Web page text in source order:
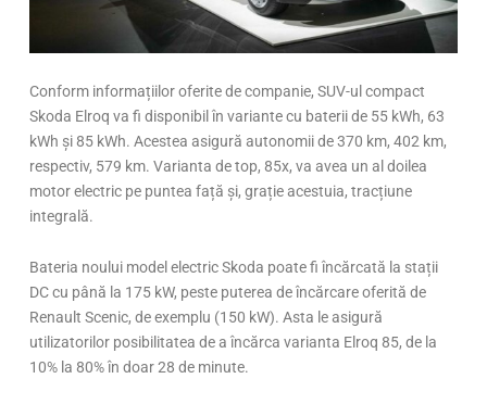
Conform informațiilor oferite de companie, SUV-ul compact
Skoda Elroq va fi disponibil în variante cu baterii de 55 kWh, 63
kWh și 85 kWh. Acestea asigură autonomii de 370 km, 402 km,
respectiv, 579 km. Varianta de top, 85x, va avea un al doilea
motor electric pe puntea față și, grație acestuia, tracțiune
integrală.
Bateria noului model electric Skoda poate fi încărcată la stații
DC cu până la 175 kW, peste puterea de încărcare oferită de
Renault Scenic, de exemplu (150 kW). Asta le asigură
utilizatorilor posibilitatea de a încărca varianta Elroq 85, de la
10% la 80% în doar 28 de minute.